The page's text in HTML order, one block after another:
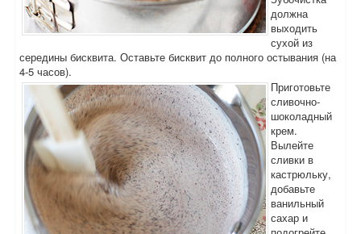
должна
выходить
сухой из
середины бисквита. Оставьте бисквит до полного остывания (на
4-5 часов).
Приготовьте
сливочно-
шоколадный
крем.
Вылейте
сливки в
кастрюльку,
добавьте
ванильный
сахар и